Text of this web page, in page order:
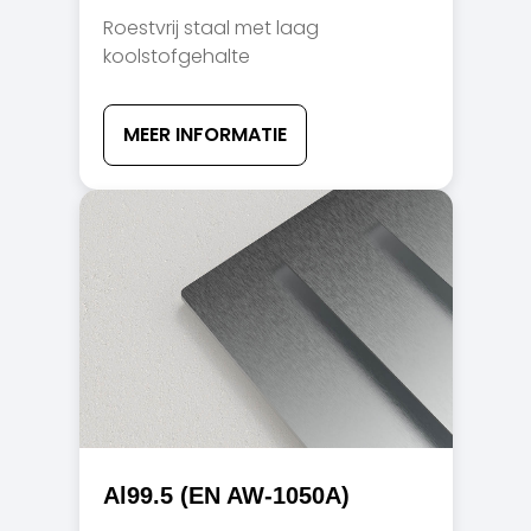
Roestvrij staal met laag
koolstofgehalte
MEER INFORMATIE
Al99.5 (EN AW-1050A)